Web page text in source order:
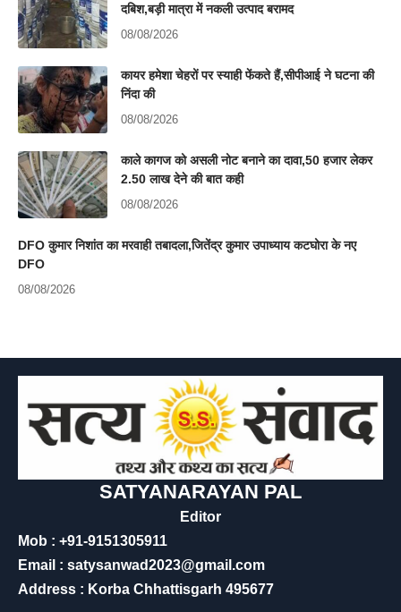
दबिश,बड़ी मात्रा में नकली उत्पाद बरामद
08/08/2026
कायर हमेशा चेहरों पर स्याही फेंकते हैं,सीपीआई ने घटना की
निंदा की
08/08/2026
काले कागज को असली नोट बनाने का दावा,50 हजार लेकर
2.50 लाख देने की बात कही
08/08/2026
DFO कुमार निशांत का मरवाही तबादला,जितेंद्र कुमार उपाध्याय कटघोरा के नए
DFO
08/08/2026
SATYANARAYAN PAL
Editor
Mob : +91-9151305911
Email : satysanwad2023@gmail.com
Address : Korba Chhattisgarh 495677